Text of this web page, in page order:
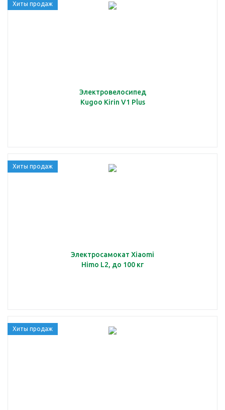
Хиты продаж
Электровелосипед
Kugoo Kirin V1 Plus
Хиты продаж
Электросамокат Xiaomi
Himo L2, до 100 кг
Хиты продаж